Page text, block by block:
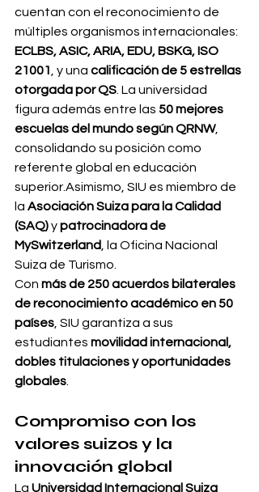
cuentan con el reconocimiento de
múltiples organismos internacionales:
ECLBS, ASIC, ARIA, EDU, BSKG, ISO
21001 , y una calificación de 5 estrellas
otorgada por QS . La universidad
figura además entre las 50 mejores
escuelas del mundo según QRNW,
consolidando su posición como
referente global en educación
superior.Asimismo, SIU es miembro de
la Asociación Suiza para la Calidad
(SAQ) y patrocinadora de
MySwitzerland
, la Oficina Nacional
Suiza de Turismo.
Con más de 250 acuerdos bilaterales
de reconocimiento académico en 50
países , SIU garantiza a sus
estudiantes movilidad internacional,
dobles titulaciones y oportunidades
globales
Compromiso con los
valores suizos y la
innovación global
La Universidad Internacional Suiza